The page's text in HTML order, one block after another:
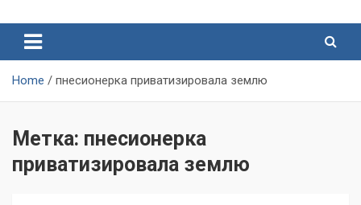
Севастополя
Севастополя
Home пнесионерка приватизировала землю
Метка: пнесионерка
приватизировала землю